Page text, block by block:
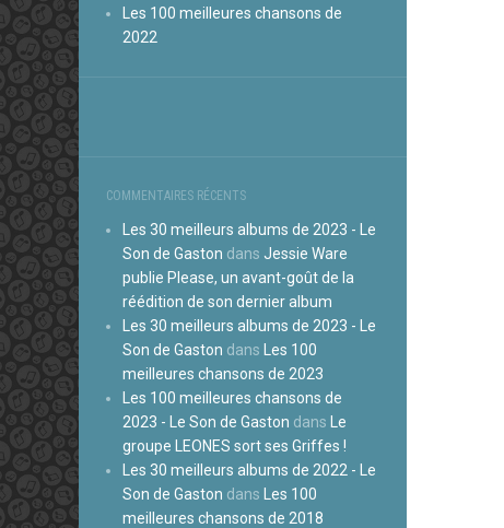
Les 100 meilleures chansons de
2022
COMMENTAIRES RÉCENTS
Les 30 meilleurs albums de 2023 - Le
Son de Gaston dans Jessie Ware
publie Please, un avant-goût de la
réédition de son dernier album
Les 30 meilleurs albums de 2023 - Le
Son de Gaston dans
Les 100
meilleures chansons de 2023
Les 100 meilleures chansons de
2023 - Le Son de Gaston dans
Le
groupe LEONES sort ses Griffes !
Les 30 meilleurs albums de 2022 - Le
Son de Gaston dans
Les 100
meilleures chansons de 2018